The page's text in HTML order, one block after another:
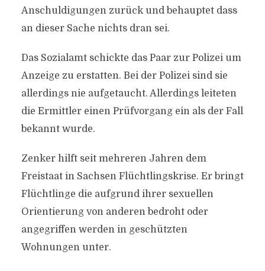
Anschuldigungen zurück und behauptet dass
an dieser Sache nichts dran sei.
Das Sozialamt schickte das Paar zur Polizei um
Anzeige zu erstatten. Bei der Polizei sind sie
allerdings nie aufgetaucht. Allerdings leiteten
die Ermittler einen Prüfvorgang ein als der Fall
bekannt wurde.
Zenker hilft seit mehreren Jahren dem
Freistaat in Sachsen Flüchtlingskrise. Er bringt
Flüchtlinge die aufgrund ihrer sexuellen
Orientierung von anderen bedroht oder
angegriffen werden in geschützten
Wohnungen unter.